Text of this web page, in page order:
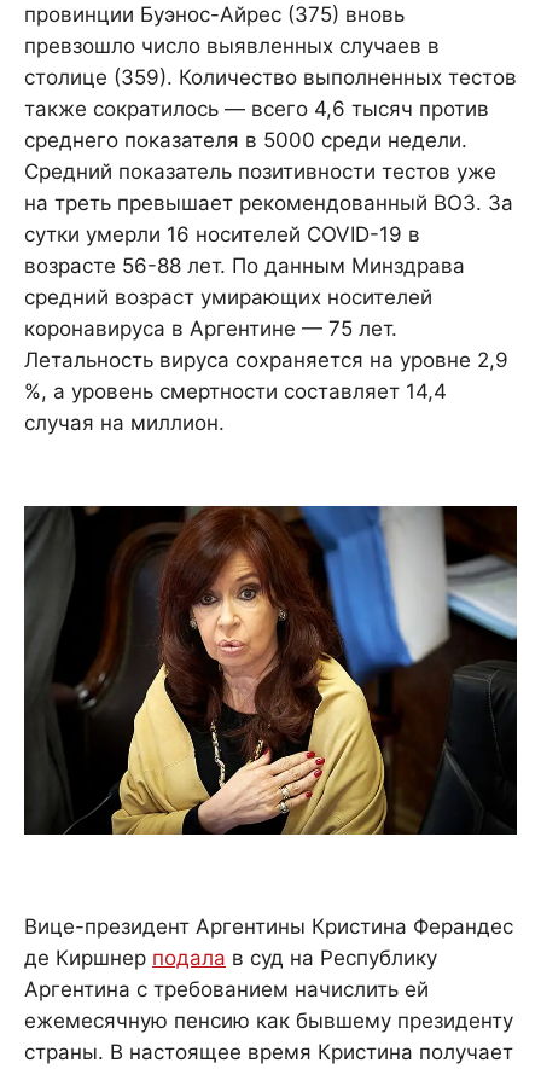
провинции Буэнос-Айрес (375) вновь
превзошло число выявленных случаев в
столице (359). Количество выполненных тестов
также сократилось — всего 4,6 тысяч против
среднего показателя в 5000 среди недели.
Средний показатель позитивности тестов уже
на треть превышает рекомендованный ВОЗ. За
сутки умерли 16 носителей COVID-19 в
возрасте 56-88 лет. По данным Минздрава
средний возраст умирающих носителей
коронавируса в Аргентине — 75 лет.
Летальность вируса сохраняется на уровне 2,9
%, а уровень смертности составляет 14,4
случая на миллион.
Вице-президент Аргентины Кристина Ферандес
де Киршнер подала в суд на Республику
Аргентина с требованием начислить ей
ежемесячную пенсию как бывшему президенту
страны. В настоящее время Кристина получает